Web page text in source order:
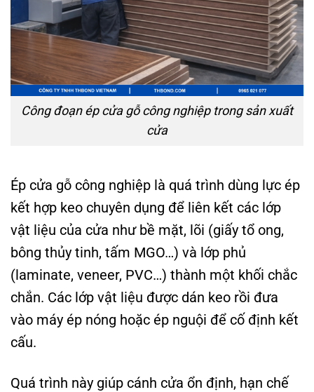
Công đoạn ép cửa gỗ công nghiệp trong sản xuất
cửa
Ép cửa gỗ công nghiệp là quá trình dùng lực ép
kết hợp keo chuyên dụng để liên kết các lớp
vật liệu của cửa như bề mặt, lõi (giấy tổ ong,
bông thủy tinh, tấm MGO…) và lớp phủ
(laminate, veneer, PVC…) thành một khối chắc
chắn. Các lớp vật liệu được dán keo rồi đưa
vào máy ép nóng hoặc ép nguội để cố định kết
cấu.
Quá trình này giúp cánh cửa ổn định, hạn chế